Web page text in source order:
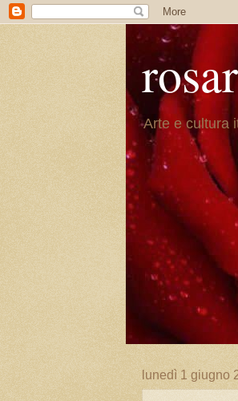
Arte e cultura
lunedì 1 giugno